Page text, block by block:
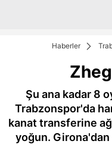
Haberler
Şu ana kadar 8
Trabzonspor'da
kanat transferine
yoğun. Girona'dan